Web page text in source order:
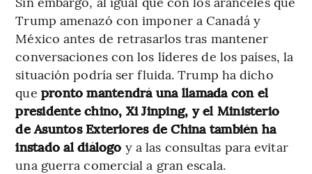
Trump amenazó con imponer a Canadá y
México antes de retrasarlos tras mantener
conversaciones con los líderes de los países, la
situación podría ser fluida. Trump ha dicho
que pronto mantendrá una llamada con el
presidente chino, Xi Jinping, y el Ministerio
de Asuntos Exteriores de China también ha
instado al diálogo y a las consultas para evitar
una guerra comercial a gran escala.